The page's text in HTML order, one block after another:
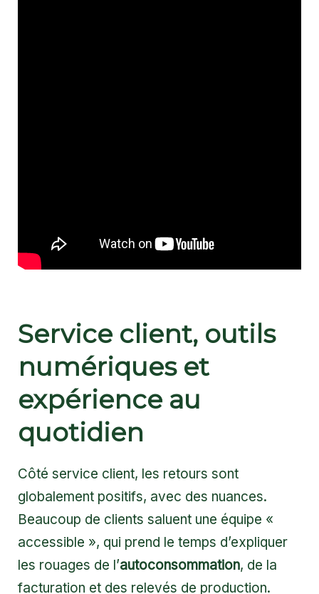
Service client, outils
numériques et
expérience au
quotidien
Côté service client, les retours sont
globalement positifs, avec des nuances.
Beaucoup de clients saluent une équipe «
accessible », qui prend le temps d’expliquer
les rouages de l’autoconsommation, de la
facturation et des relevés de production.